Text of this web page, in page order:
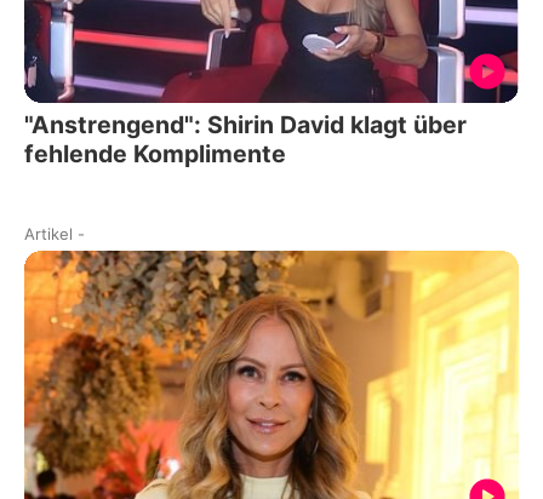
"Anstrengend": Shirin David klagt über
fehlende Komplimente
Artikel -